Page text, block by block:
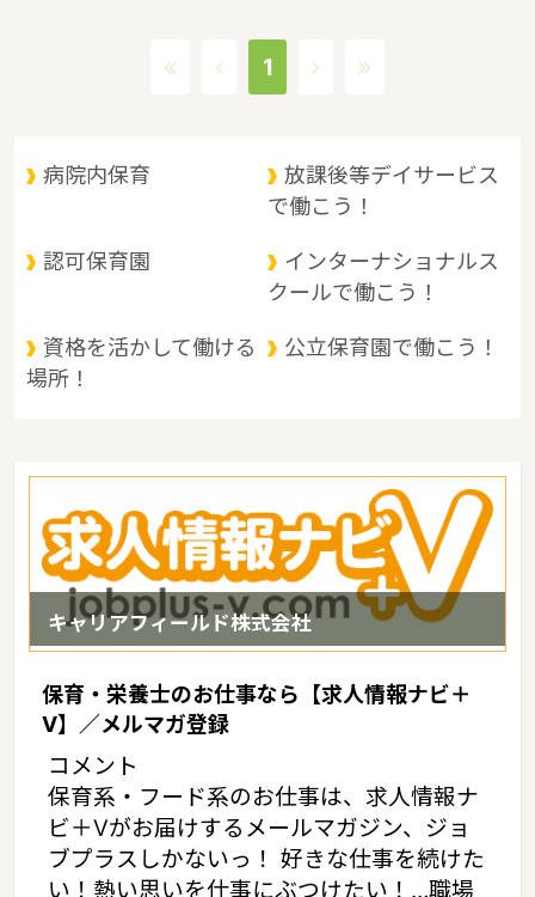
県内には、保育所や保育施設が387施設あり、保育士求人倍率が
宮崎県は、かつては日向の国と呼ばれ特有の文化背景の中今日に至
るようになりました。夏場には高温多湿の気候の影響もあり、台風
銀座の一角に含まれる年もありますが南国感溢れる農産物にも恵ま
れており九州の中でもひときわ南国ムードただようような特徴があ
1
病院内保育
放課後等デイサービス
で働こう！
認可保育園
インターナショナルス
クールで働こう！
資格を活かして働ける
場所！
公立保育園で働こう！
キャリアフィールド株式会社
保育・栄養士のお仕事なら【求人情報ナビ＋
V】／メルマガ登録
コメント
保育系・フード系のお仕事は、求人情報ナ
ビ＋Vがお届けするメールマガジン、ジョ
ブプラスしかないっ！ 好きな仕事を続けた
い！熱い思いを仕事にぶつけたい！…職場